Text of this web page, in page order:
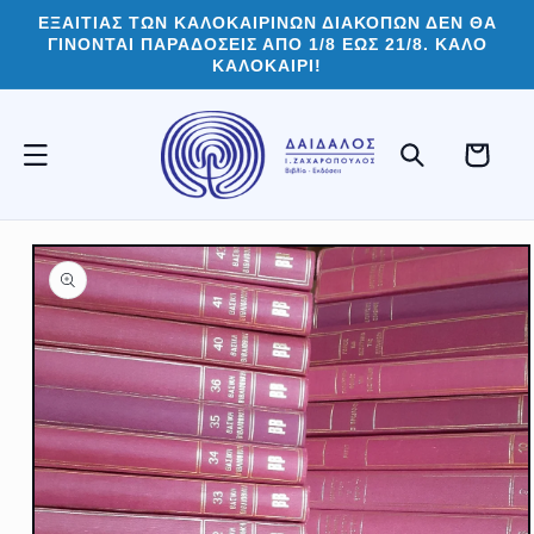
μετάβαση
ΕΞΑΙΤΙΑΣ ΤΩΝ ΚΑΛΟΚΑΙΡΙΝΩΝ ΔΙΑΚΟΠΩΝ ΔΕΝ ΘΑ
ΓΙΝΟΝΤΑΙ ΠΑΡΑΔΟΣΕΙΣ ΑΠΟ 1/8 ΕΩΣ 21/8. ΚΑΛΟ
ΚΑΛΟΚΑΙΡΙ!
Καλάθι
στις
πληροφορίες
προϊόντος